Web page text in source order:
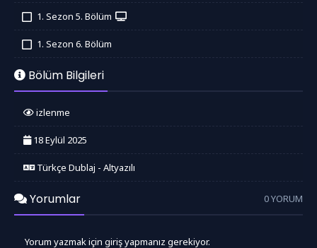
1. Sezon 5. Bölüm
1. Sezon 6. Bölüm
Bölüm Bilgileri
izlenme
18 Eylül 2025
Türkçe Dublaj - Altyazılı
Yorumlar 0 YORUM
Yorum yazmak için giriş yapmanız gerekiyor.